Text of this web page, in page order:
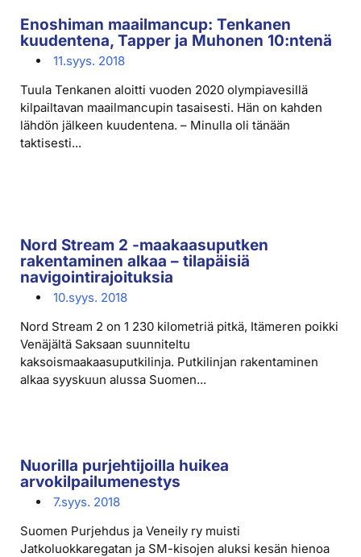
Enoshiman maailmancup: Tenkanen
kuudentena, Tapper ja Muhonen 10:ntenä
11.syys. 2018
Tuula Tenkanen aloitti vuoden 2020 olympiavesillä
kilpailtavan maailmancupin tasaisesti. Hän on kahden
lähdön jälkeen kuudentena. – Minulla oli tänään
taktisesti...
Nord Stream 2 -maakaasuputken
rakentaminen alkaa – tilapäisiä
navigointirajoituksia
10.syys. 2018
Nord Stream 2 on 1 230 kilometriä pitkä, Itämeren poikki
Venäjältä Saksaan suunniteltu
kaksoismaakaasuputkilinja. Putkilinjan rakentaminen
alkaa syyskuun alussa Suomen...
Nuorilla purjehtijoilla huikea
arvokilpailumenestys
7.syys. 2018
Suomen Purjehdus ja Veneily ry muisti
Jatkoluokkaregatan ja SM-kisojen aluksi kesän hienoa